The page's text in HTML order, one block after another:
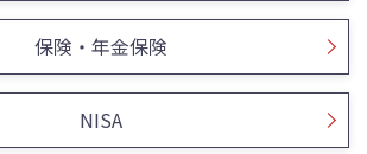
保険・年金保険
NISA